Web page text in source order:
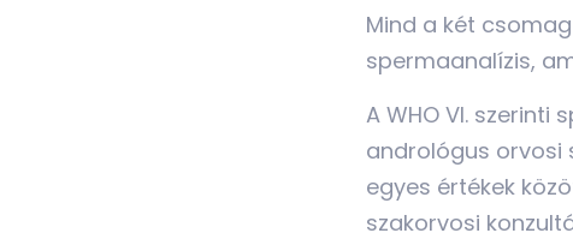
Mind a két
spermaanalízis,
A WHO VI.
andrológus orvosi
egyes értékek
szakorvosi